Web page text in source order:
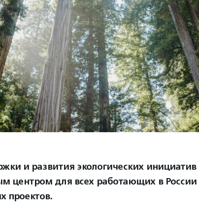
и развития экологических
центром для всех работающих в России
проектов.